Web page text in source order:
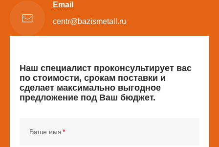
Email
centr@bazismetall.ru
Наш специалист проконсультирует вас
по стоимости, срокам поставки и
сделает максимально выгодное
предложение под Ваш бюджет.
Ваше имя